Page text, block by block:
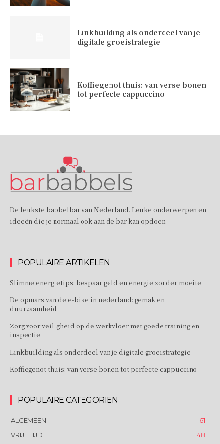
Linkbuilding als onderdeel van je
digitale groeistrategie
Koffiegenot thuis: van verse bonen
tot perfecte cappuccino
De leukste babbelbar van Nederland. Leuke onderwerpen en
ideeën die je normaal ook aan de bar kan opdoen.
POPULAIRE ARTIKELEN
Slimme energietips: bespaar geld en energie zonder moeite
De opmars van de e-bike in nederland: gemak en
duurzaamheid
Zorg voor veiligheid op de werkvloer met goede training en
inspectie
Linkbuilding als onderdeel van je digitale groeistrategie
Koffiegenot thuis: van verse bonen tot perfecte cappuccino
POPULAIRE CATEGORIEN
ALGEMEEN
61
VRIJE TIJD
48